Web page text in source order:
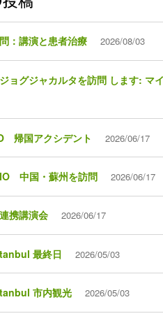
：講演と患者治療 2026/08/03
ョグジャカルタを訪問 します: マ
帰国アクシデント 2026/06/17
中国・蘇州を訪問 2026/06/17
携講演会 2026/06/17
最終日 2026/05/03
市内観光 2026/05/03